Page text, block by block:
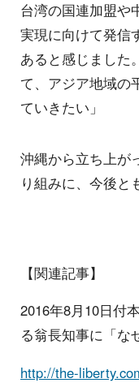
台湾の国連加盟や
実現に向けて発信
あると感じました
て、アジア地域の
ていきたい」
沖縄から立ち上が
り組みに、今後と
【関連記事】
2016年8月10日付
る翁長知事に「な
http://the-